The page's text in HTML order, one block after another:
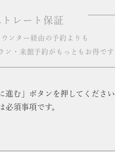
レート保証
ンター経由の予約よりも
ン・来館予約がもっともお得です
進む」ボタンを押してくださ
必須事項です。